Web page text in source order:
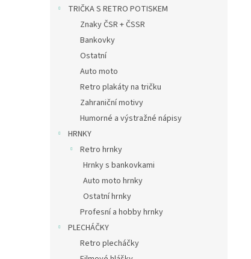
TRIČKA S RETRO POTISKEM
Znaky ČSR + ČSSR
Bankovky
Ostatní
Auto moto
Retro plakáty na tričku
Zahraniční motivy
Humorné a výstražné nápisy
HRNKY
Retro hrnky
Hrnky s bankovkami
Auto moto hrnky
Ostatní hrnky
Profesní a hobby hrnky
PLECHÁČKY
Retro plecháčky